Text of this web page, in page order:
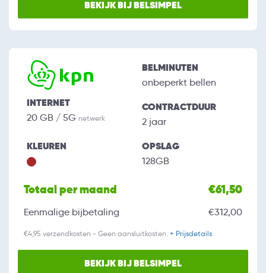
BEKIJK BIJ BELSIMPEL
INTERNET
20 GB / 5G netwerk
BELMINUTEN
onbeperkt bellen
CONTRACTDUUR
2 jaar
KLEUREN OPSLAG
128GB
Totaal per maand €61,50
Eenmalige bijbetaling €312,00
€4,95 verzendkosten - Geen aansluitkosten. + Prijsdetails
BEKIJK BIJ BELSIMPEL